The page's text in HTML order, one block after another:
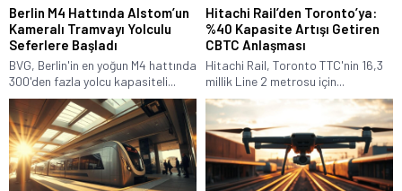
Berlin M4 Hattında Alstom’un
Kameralı Tramvayı Yolculu
Seferlere Başladı
BVG, Berlin'in en yoğun M4 hattında
300'den fazla yolcu kapasiteli...
Hitachi Rail’den Toronto’ya:
%40 Kapasite Artışı Getiren
CBTC Anlaşması
Hitachi Rail, Toronto TTC'nin 16,3
millik Line 2 metrosu için...